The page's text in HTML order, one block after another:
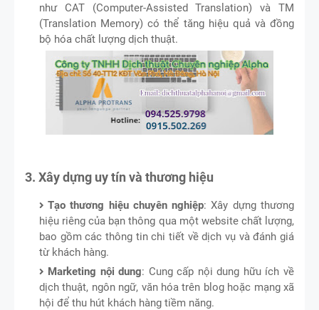
như CAT (Computer-Assisted Translation) và TM
(Translation Memory) có thể tăng hiệu quả và đồng
bộ hóa chất lượng dịch thuật.
3. Xây dựng uy tín và thương hiệu
Tạo thương hiệu chuyên nghiệp: Xây dựng thương
hiệu riêng của bạn thông qua một website chất lượng,
bao gồm các thông tin chi tiết về dịch vụ và đánh giá
từ khách hàng.
Marketing nội dung: Cung cấp nội dung hữu ích về
dịch thuật, ngôn ngữ, văn hóa trên blog hoặc mạng xã
hội để thu hút khách hàng tiềm năng.